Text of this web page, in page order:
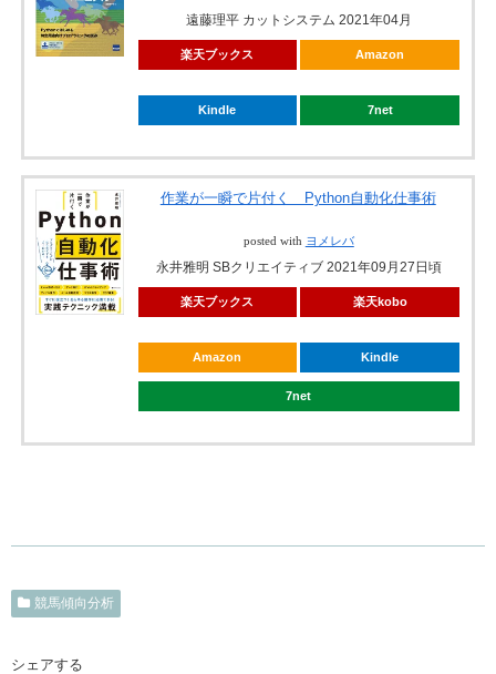
遠藤理平 カットシステム 2021年04月
楽天ブックス Amazon
Kindle 7net
作業が一瞬で片付く Python自動化仕事術
posted with ヨメレバ
永井雅明 SBクリエイティブ 2021年09月27日頃
楽天ブックス 楽天kobo
Amazon Kindle
7net
競馬傾向分析
シェアする